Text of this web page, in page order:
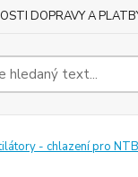
DOPRAVY A
- chlazení pro NTB